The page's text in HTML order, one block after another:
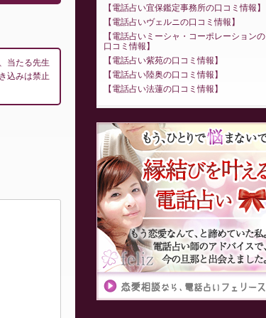
当たる先生
込みは禁止
電話占い宜保鑑定事務所の口コミ情報
電話占いヴェルニの口コミ情報
電話占いミーシャ・コーポレーションの
口コミ情報
電話占い紫苑の口コミ情報
電話占い陸奥の口コミ情報
電話占い法蓮の口コミ情報